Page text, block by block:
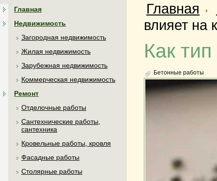
Главная
Недвижимость
Загородная недвижимость
Жилая недвижимость
Зарубежная недвижимость
Коммерческая недвижимость
Ремонт
Отделочные работы
Сантехнические работы,
сантехника
Кровельные работы, кровля
Фасадные работы
Столярные работы
Главная
влияет на
Как
Бетонные работы